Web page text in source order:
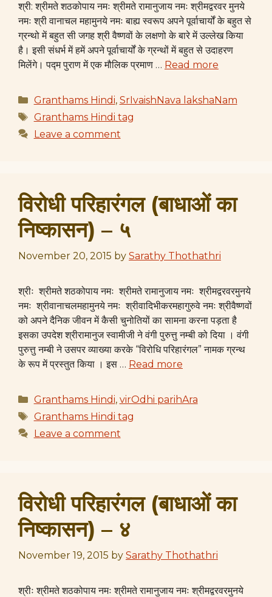
श्री: श्रीमते शठकोपाय नमः श्रीमते रामानुजाय नमः श्रीमद्वरवर मुनये
नमः श्री वानाचल महामुनये नमः बाह्य स्वरूप अपने पूर्वाचार्यों के बहुत से
ग्रन्थो में बहुत सी जगह श्री वैष्णवों के लक्षणो के बारे में उल्लेख किया
है। इसी संधर्भ में हमें अपने पूर्वाचार्यों के ग्रन्थों में बहुत से उदाहरण
मिलेंगे। पद्म पुराण में एक मौलिक प्रमाण … Read more
Categories
Granthams Hindi, SrIvaishNava lakshaNam
Tags
Granthams Hindi tag
Leave a comment
विरोधी परिहारंगल (बाधाओं का
निष्कासन) – ५
November 20, 2015 by Sarathy Thothathri
श्रीः श्रीमते शठकोपाय नमः श्रीमते रामानुजाय नमः श्रीमद्वरवरमुनये
नमः श्रीवानाचलमहामुनये नमः श्रीवादिभीकरमहागुरुवे नमः श्रीवैष्णवों
को अपने दैनिक जीवन में कैसी चुनोतियों का सामना करना पड़ता है
इसका उपदेश श्रीरामानुज स्वामीजी ने वंगी पुरुत्तु नम्बी को दिया । वंगी
पुरुत्तु नम्बी ने उसपर व्याख्या करके “विरोधि परिहारंगल” नामक ग्रन्थ
के रूप में प्रस्तुत किया । इस … Read more
Categories
Granthams Hindi, virOdhi parihAra
Tags
Granthams Hindi tag
Leave a comment
विरोधी परिहारंगल (बाधाओं का
निष्कासन) – ४
November 19, 2015 by Sarathy Thothathri
श्रीः श्रीमते शठकोपाय नमः श्रीमते रामानुजाय नमः श्रीमद्वरवरमुनये